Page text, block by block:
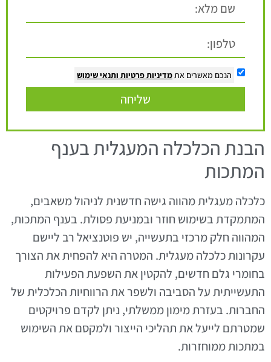
הנכם מאשרים את מדיניות פרטיות ותנאי שימוש
שליחה
הבנת הכלכלה המעגלית בענף
המתכות
כלכלה מעגלית מהווה גישה חדשנית לניהול משאבים,
המתמקדת בשימוש חוזר ובמניעת פסולת. בענף המתכות,
המהווה חלק מרכזי בתעשייה, יש פוטנציאל רב ליישם
עקרונות כלכלה מעגלית. המטרה היא להפחית את הצורך
בחומרי גלם חדשים, להקטין את השפעת הפעילות
התעשייתית על הסביבה ולשפר את הרווחיות הכלכלית של
החברות. בעזרת מימון ממשלתי, ניתן לקדם פרויקטים
שמטרתם לייעל את תהליכי הייצור ולמקסם את השימוש
במתכות ממוחזרות.